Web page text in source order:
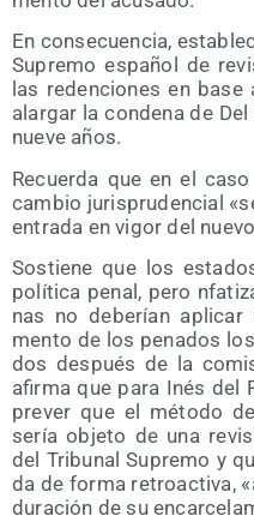
En con­se­cuen­cia,
Supre­mo espa­ñol de
las reden­cio­nes en
alar­gar la con­de­na de
nue­ve años.
Recuer­da que en el
cam­bio juris­pru­den­cial
entra­da en vigor del
Sos­tie­ne que los
polí­ti­ca penal, pero
nas no debe­rían
men­to de los pena­dos
dos des­pués de la
afir­ma que para Inés del
pre­ver que el méto­do
sería obje­to de una
del Tri­bu­nal Supre­mo y
da de for­ma retro­ac­ti­va,
dura­ción de su